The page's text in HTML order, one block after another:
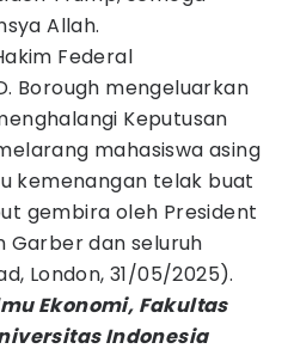
Allah.
Federal
Borough mengeluarkan
Keputusan
mahasiswa asing
kemenangan telak buat
gembira oleh President
Garber dan seluruh
London, 31/05/2025).
Ekonomi, Fakultas
Indonesia